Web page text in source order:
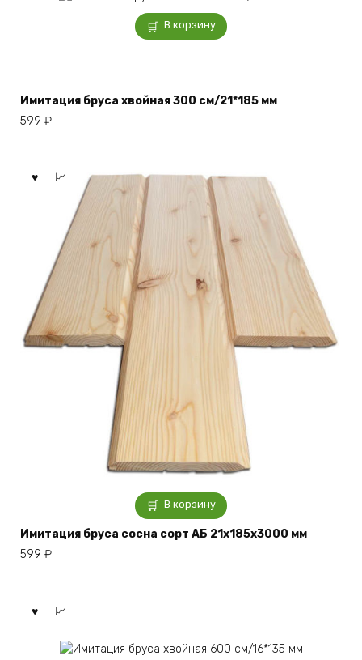
В корзину
Имитация бруса хвойная 300 см/21*185 мм
599 ₽
В корзину
Имитация бруса сосна сорт АБ 21x185x3000 мм
599 ₽